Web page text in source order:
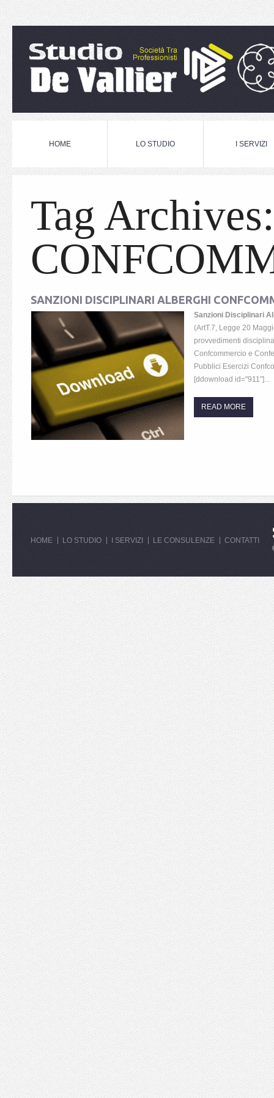
HOME LO STUDIO I SERVIZI
Tag Archives:
SANZIONI DISCIPLINARI ALBERGHI
Sanzioni Disciplinari
(ArtT.7, Legge 20
provvedimenti
Confcommercio e
Pubblici Esercizi
[ddownload id="911"]...
READ MORE
HOME LO STUDIO I SERVIZI LE CONSULENZE CONTATTI